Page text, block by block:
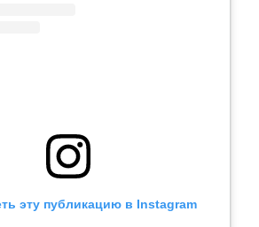
эту публикацию в Instagram